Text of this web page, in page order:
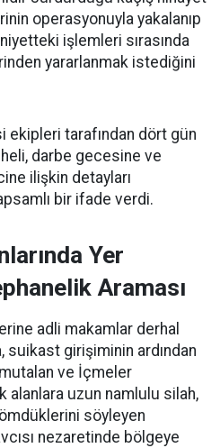
operasyonuyla yakalanıp
işlemleri sırasında
yararlanmak istediğini
ekipleri tarafından dört gün
darbe gecesine ve
ilişkin detayları
bir ifade verdi.
Yer
Araması
adli makamlar derhal
suikast girişiminin ardından
ve İçmeler
alanlara uzun namlulu silah,
söyleyen
nezaretinde bölgeye